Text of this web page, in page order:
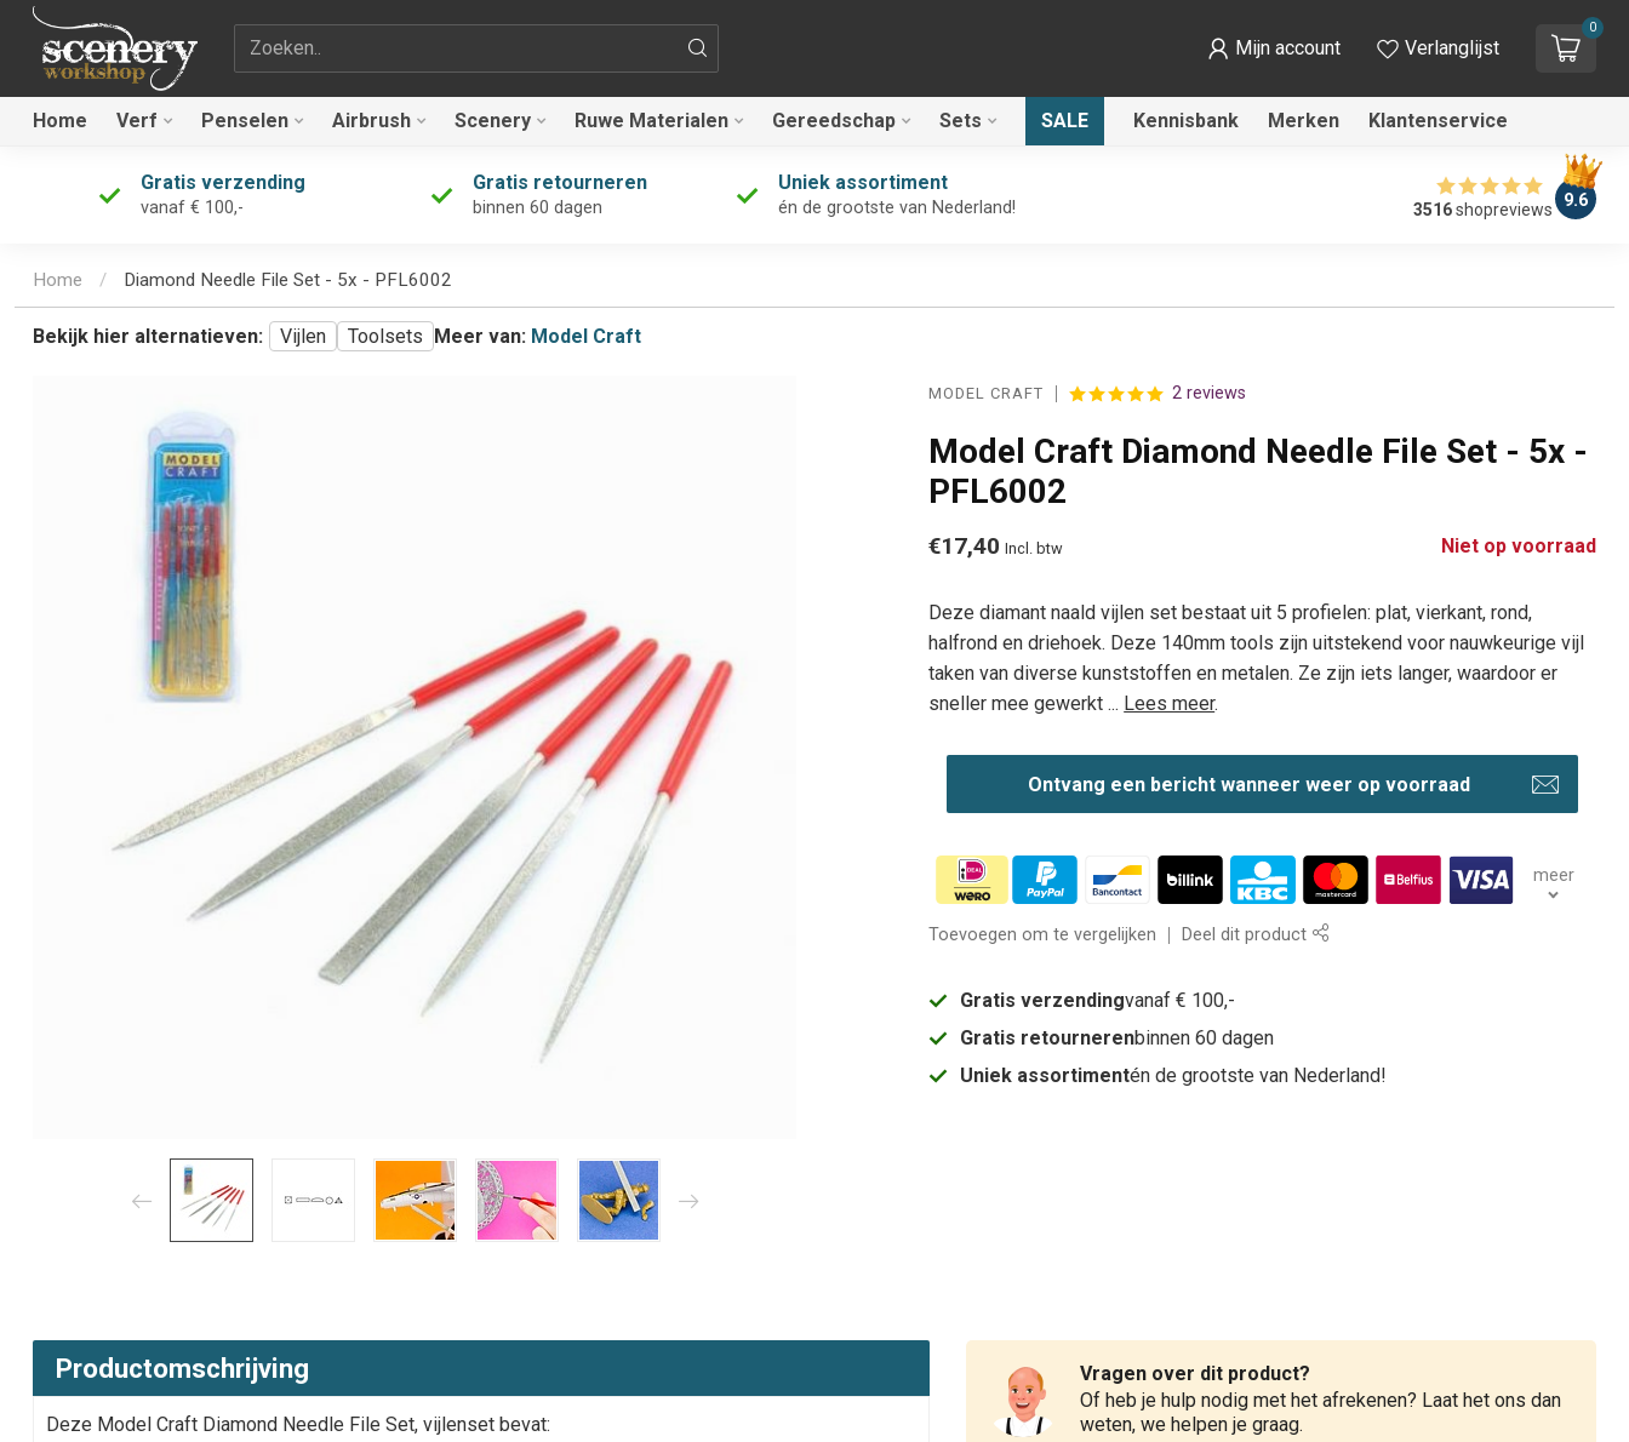
Zoekterm Mijn account Verlanglijst
0
Home Verf Penselen Airbrush Scenery Ruwe Materialen Gereedschap Sets SALE Kennisbank Merken Klantenservice
Gratis verzending
vanaf € 100,-
Gratis retourneren
binnen 60 dagen
Uniek assortiment
én de grootste van Nederland! 3516shopreviews 9.6
Home / Diamond Needle File Set - 5x - PFL6002
Bekijk hier alternatieven: Vijlen Toolsets Meer van: Model Craft
MODEL CRAFT 2 reviews
Model Craft Diamond Needle File Set - 5x -
PFL6002
€17,40 Incl. btw Niet op voorraad
Deze diamant naald vijlen set bestaat uit 5 profielen: plat, vierkant, rond,
halfrond en driehoek. Deze 140mm tools zijn uitstekend voor nauwkeurige vijl
taken van diverse kunststoffen en metalen. Ze zijn iets langer, waardoor er
sneller mee gewerkt ... Lees meer.
Ontvang een bericht wanneer weer op voorraad
meer
Toevoegen om te vergelijken Deel dit product
Gratis verzendingvanaf € 100,-
Gratis retournerenbinnen 60 dagen
Uniek assortimentén de grootste van Nederland!
Productomschrijving
Deze Model Craft Diamond Needle File Set, vijlenset bevat:
Vragen over dit product?
Of heb je hulp nodig met het afrekenen? Laat het ons dan
weten, we helpen je graag.